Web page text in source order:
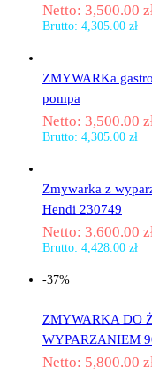
Netto: 3,500.00
Brutto: 4,305.00 zł
ZMYWARKa
pompa
Netto: 3,500.00
Brutto: 4,305.00 zł
Zmywarka z
Hendi 230749
Netto: 3,600.00
Brutto: 4,428.00 zł
-37%
ZMYWARKA DO
WYPARZANIEM
Netto: 5,800.00